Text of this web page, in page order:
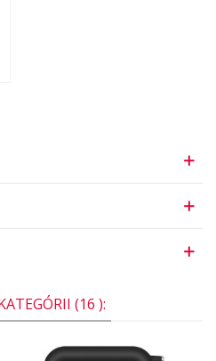
(16 ):